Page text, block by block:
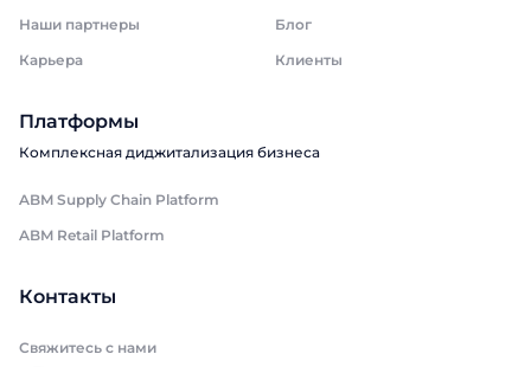
Наши партнеры
Блог
Карьера
Клиенты
Платформы
Комплексная диджитализация бизнеса
ABM Supply Chain Platform
ABM Retail Platform
Контакты
Свяжитесь с нами